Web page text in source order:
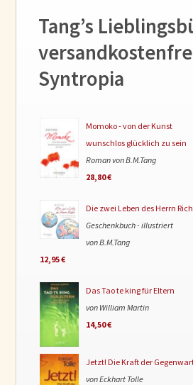
Tang’s
Syntropia
Momoko - von der Kunst
wunschlos glücklich zu sein
Roman von B.M.Tang
28,80 €
Die zwei Leben des Herrn
Geschenkbuch - illustriert
von B.M.Tang
12,95 €
Das Tao te king für Eltern
von William Martin
14,50 €
Jetzt! Die Kraft der
von Eckhart Tolle